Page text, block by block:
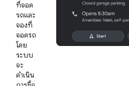
ที่จอด
รถและ
จองที่
จอดรถ
โดย
ระบบ
จะ
ดำเนิน